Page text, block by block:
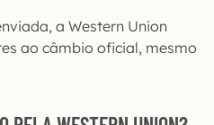
a Western Union
ao câmbio oficial, mesmo